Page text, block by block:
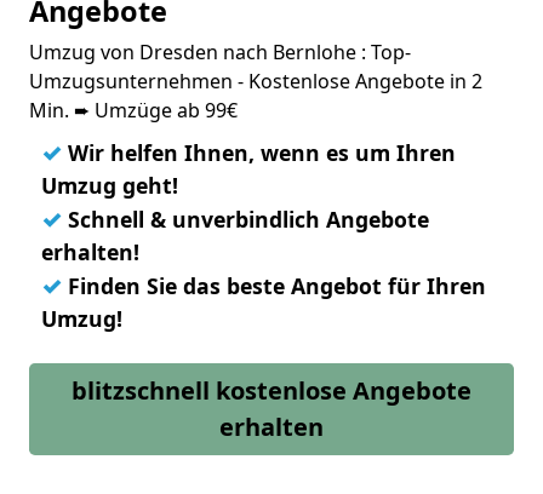
Angebote
Umzug von Dresden nach Bernlohe : Top-
Umzugsunternehmen - Kostenlose Angebote in 2
Min. ➨ Umzüge ab 99€
✓ Wir helfen Ihnen, wenn es um Ihren
Umzug geht!
✓ Schnell & unverbindlich Angebote
erhalten!
✓ Finden Sie das beste Angebot für Ihren
Umzug!
blitzschnell kostenlose Angebote
erhalten